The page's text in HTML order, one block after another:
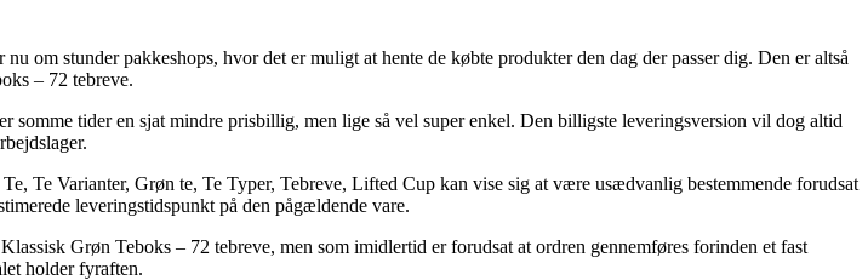
om stunder pakkeshops, hvor det er muligt at hente de købte produkter den dag der passer dig. Den er altså
– 72 tebreve.
tider en sjat mindre prisbillig, men lige så vel super enkel. Den billigste leveringsversion vil dog altid
Te Varianter, Grøn te, Te Typer, Tebreve, Lifted Cup kan vise sig at være usædvanlig bestemmende forudsat
leveringstidspunkt på den pågældende vare.
Grøn Teboks – 72 tebreve, men som imidlertid er forudsat at ordren gennemføres forinden et fast
holder fyraften.